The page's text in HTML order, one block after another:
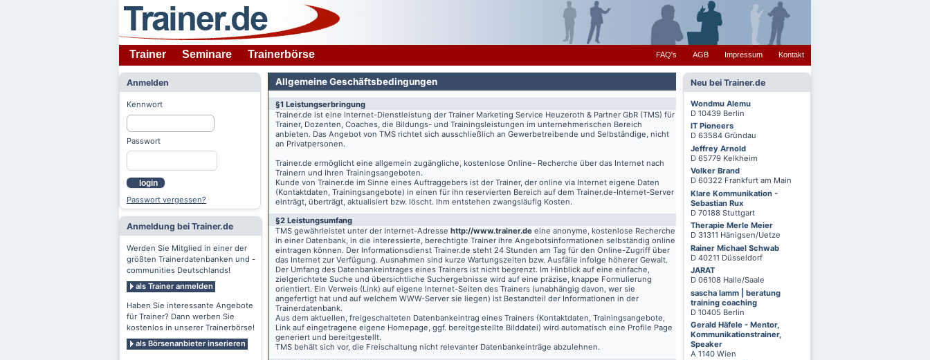
Trainer Seminare Trainerbörse FAQ's AGB Impressum Kontakt
Anmelden
Kennwort
Passwort
login
Passwort vergessen?
Anmeldung bei Trainer.de
Werden Sie Mitglied in einer der
größten Trainerdatenbanken und -
communities Deutschlands!
als Trainer anmelden
Haben Sie interessante Angebote
für Trainer? Dann werben Sie
kostenlos in unserer Trainerbörse!
als Börsenanbieter inserieren
Neu bei Trainer.de
Wondmu Alemu
D 10439 Berlin
IT Pioneers
D 63584 Gründau
Jeffrey Arnold
D 65779 Kelkheim
Volker Brand
D 60322 Frankfurt am Main
Klare Kommunikation -
Sebastian Rux
D 70188 Stuttgart
Therapie Merle Meier
D 31311 Hänigsen/Uetze
Rainer Michael Schwab
D 40211 Düsseldorf
JARAT
D 06108 Halle/Saale
sascha lamm | beratung
training coaching
D 10405 Berlin
Gerald Häfele - Mentor,
Kommunikationstrainer,
Speaker
A 1140 Wien
Allgemeine Geschäftsbedingungen
§1 Leistungserbringung
Trainer.de ist eine Internet-Dienstleistung der Trainer Marketing Service Heuzeroth & Partner GbR (TMS) für
Trainer, Dozenten, Coaches, die Bildungs- und Trainingsleistungen im unternehmerischen Bereich
anbieten. Das Angebot von TMS richtet sich ausschließlich an Gewerbetreibende und Selbständige, nicht
an Privatpersonen.
Trainer.de ermöglicht eine allgemein zugängliche, kostenlose Online- Recherche über das Internet nach
Trainern und Ihren Trainingsangeboten.
Kunde von Trainer.de im Sinne eines Auftraggebers ist der Trainer, der online via Internet eigene Daten
(Kontaktdaten, Trainingsangebote) in einen für ihn reservierten Bereich auf dem Trainer.de-Internet-Server
einträgt, überträgt, aktualisiert bzw. löscht. Ihm entstehen zwangsläufig Kosten.
§2 Leistungsumfang
TMS gewährleistet unter der Internet-Adresse http://www.trainer.de eine anonyme, kostenlose Recherche
in einer Datenbank, in die interessierte, berechtigte Trainer ihre Angebotsinformationen selbständig online
eintragen können. Der Informationsdienst Trainer.de steht 24 Stunden am Tag für den Online-Zugriff über
das Internet zur Verfügung. Ausnahmen sind kurze Wartungszeiten bzw. Ausfälle infolge höherer Gewalt.
Der Umfang des Datenbankeintrages eines Trainers ist nicht begrenzt. Im Hinblick auf eine einfache,
zielgerichtete Suche und übersichtliche Suchergebnisse wird auf eine präzise, knappe Formulierung
orientiert. Ein Verweis (Link) auf eigene Internet-Seiten des Trainers (unabhängig davon, wer sie
angefertigt hat und auf welchem WWW-Server sie liegen) ist Bestandteil der Informationen in der
Trainerdatenbank.
Aus dem aktuellen, freigeschalteten Datenbankeintrag eines Trainers (Kontaktdaten, Trainingsangebote,
Link auf eingetragene eigene Homepage, ggf. bereitgestellte Bilddatei) wird automatisch eine Profile Page
generiert und bereitgestellt.
TMS behält sich vor, die Freischaltung nicht relevanter Datenbankeinträge abzulehnen.